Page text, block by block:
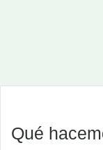
Qué